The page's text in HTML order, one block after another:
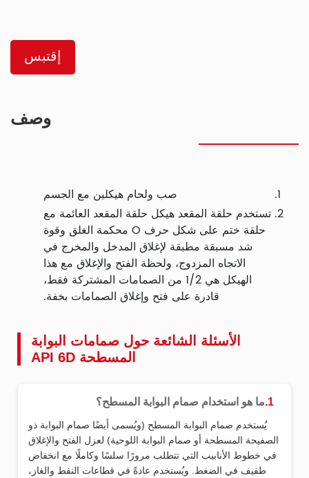
إقتبس
وصف
صب ولحام هيكلين مع الجسم
تستخدم حلقة المقعد هيكل حلقة المقعد العائمة مع
حلقة ختم على شكل حرف O محكمة الغلق وقوة
شد مسبقة مطبقة لإغلاق المدخل والمخرج في
الاتجاه المزدوج، ولحظة الفتح والإغلاق مع هذا
الهيكل هي 1/2 من الصمامات المشتركة فقط،
قادرة على فتح وإغلاق الصمامات بخفة.
الأسئلة الشائعة حول صمامات البوابة
المسطحة API 6D
1. ما هو استخدام صمام البوابة المسطح؟
يُستخدم صمام البوابة المسطح (ويُسمى أيضًا صمام البوابة ذو
الصفيحة المسطحة أو صمام البوابة اللوحية) لعزل الفتح والإغلاق
في خطوط الأنابيب التي تتطلب مرورًا سلسًا وكاملًا مع انخفاض
طفيف في الضغط. ويُستخدم عادةً في قطاعات النفط والغاز،